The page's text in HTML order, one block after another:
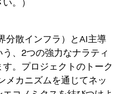
。）
分散インフラ）とAI主導
、2つの強力なナラティ
。プロジェクトのトーク
メカニズムを通じてネッ